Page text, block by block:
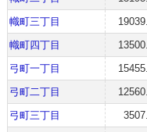
幟町三丁目
幟町四丁目
弓町一丁目
弓町二丁目
弓町三丁目